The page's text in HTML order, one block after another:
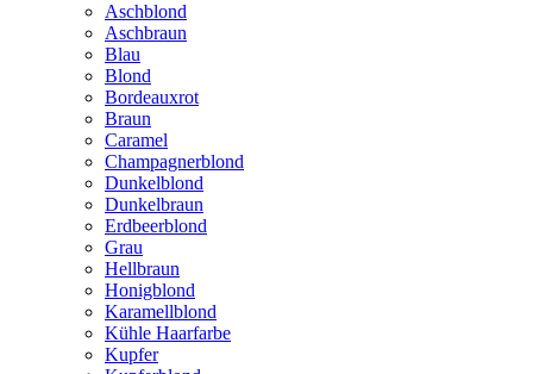
Aschblond
Aschbraun
Blau
Blond
Bordeauxrot
Braun
Caramel
Champagnerblond
Dunkelblond
Dunkelbraun
Erdbeerblond
Grau
Hellbraun
Honigblond
Karamellblond
Kühle Haarfarbe
Kupfer